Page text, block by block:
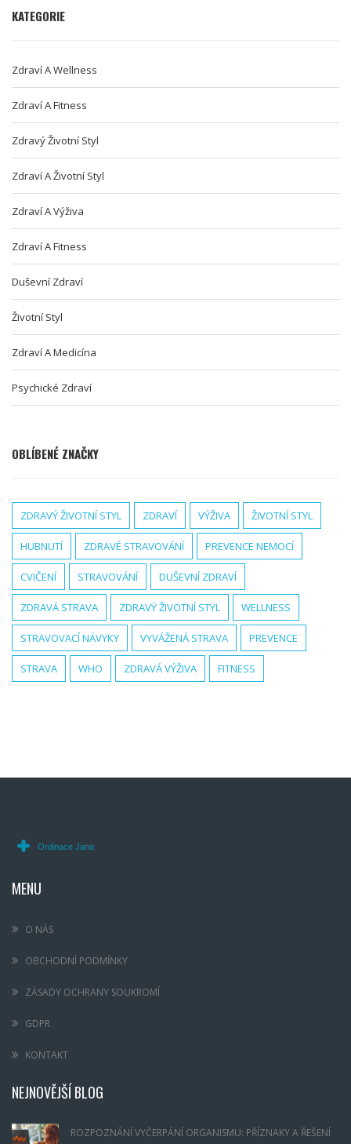
KATEGORIE
Zdraví A Wellness
Zdraví A Fitness
Zdravý Životní Styl
Zdraví A Životní Styl
Zdraví A Výživa
Zdraví A Fitness
Duševní Zdraví
Životní Styl
Zdraví A Medicína
Psychické Zdraví
OBLÍBENÉ ZNAČKY
ZDRAVÝ ŽIVOTNÍ STYL ZDRAVÍ VÝŽIVA ŽIVOTNÍ STYL
HUBNUTÍ ZDRAVÉ STRAVOVÁNÍ PREVENCE NEMOCÍ
CVIČENÍ STRAVOVÁNÍ DUŠEVNÍ ZDRAVÍ
ZDRAVÁ STRAVA ZDRAVÝ ŽIVOTNÍ STYL WELLNESS
STRAVOVACÍ NÁVYKY VYVÁŽENÁ STRAVA PREVENCE
STRAVA WHO ZDRAVÁ VÝŽIVA FITNESS
MENU
O NÁS
OBCHODNÍ PODMÍNKY
ZÁSADY OCHRANY SOUKROMÍ
GDPR
KONTAKT
NEJNOVĚJŠÍ BLOG
ROZPOZNÁNÍ VYČERPÁNÍ ORGANISMU: PŘÍZNAKY A ŘEŠENÍ